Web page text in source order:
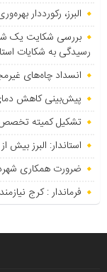
البرز، رکورددار
بررسی شکایت یک
رسیدگی به شکایات
انسداد چاه‌های
پیش‌بینی کاهش دمای
تشکیل کمیته تخصص
استاندار: البرز بیش
ضرورت همکاری
فرماندار : کرج